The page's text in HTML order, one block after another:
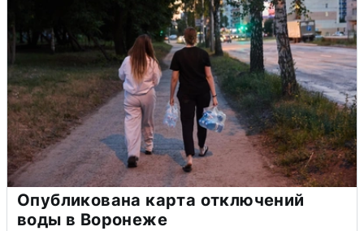
Опубликована карта отключений
воды в Воронеже